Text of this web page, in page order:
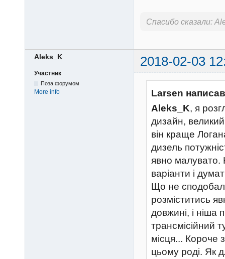
Спасибо сказали:
Aleks_K 2018-02-03
Участник
Поза форумом
More info
Larsen
Aleks_K, я
дизайн,
він краще
дизель
явно малувато.
варіанти і
Що не
розміститись
довжині, і ніша
трансмісійний
місця... Короче
цьому роді. Як